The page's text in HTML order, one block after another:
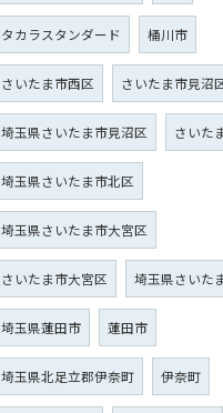
タカラスタンダード 桶川市
さいたま市西区 さいたま市見沼
埼玉県さいたま市見沼区 さいた
埼玉県さいたま市北区
埼玉県さいたま市大宮区
さいたま市大宮区 埼玉県さいた
埼玉県蓮田市 蓮田市
埼玉県北足立郡伊奈町 伊奈町